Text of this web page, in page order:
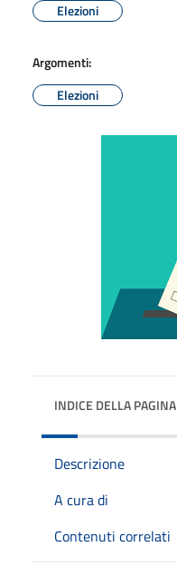
Elezioni
Argomenti:
Elezioni
INDICE DELLA PAGINA
Descrizione
A cura di
Contenuti correlati